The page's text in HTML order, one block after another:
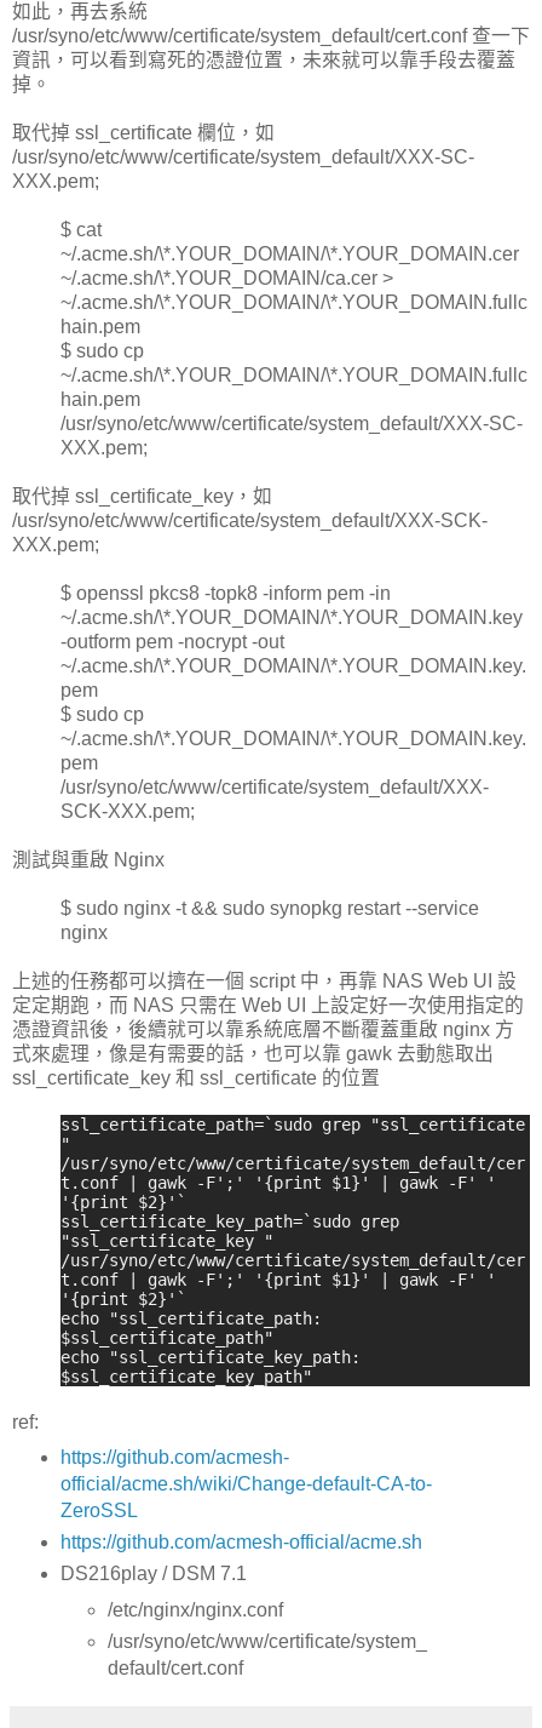
如此，再去系統
/usr/syno/etc/www/certificate/system_default/cert.conf 查一下
資訊，可以看到寫死的憑證位置，未來就可以靠手段去覆蓋
掉。
取代掉 ssl_certificate 欄位，如
/usr/syno/etc/www/certificate/system_default/XXX-SC-
XXX.pem;
$ cat
~/.acme.sh/\*.YOUR_DOMAIN/\*.YOUR_DOMAIN.cer
~/.acme.sh/\*.YOUR_DOMAIN/ca.cer >
~/.acme.sh/\*.YOUR_DOMAIN/\*.YOUR_DOMAIN.fullc
hain.pem
$ sudo cp
~/.acme.sh/\*.YOUR_DOMAIN/\*.YOUR_DOMAIN.fullc
hain.pem
/usr/syno/etc/www/certificate/system_default/XXX-SC-
XXX.pem;
取代掉 ssl_certificate_key，如
/usr/syno/etc/www/certificate/system_default/XXX-SCK-
XXX.pem;
$ openssl pkcs8 -topk8 -inform pem -in
~/.acme.sh/\*.YOUR_DOMAIN/\*.YOUR_DOMAIN.key
-outform pem -nocrypt -out
~/.acme.sh/\*.YOUR_DOMAIN/\*.YOUR_DOMAIN.key.
pem
$ sudo cp
~/.acme.sh/\*.YOUR_DOMAIN/\*.YOUR_DOMAIN.key.
pem
/usr/syno/etc/www/certificate/system_default/XXX-
SCK-XXX.pem;
測試與重啟 Nginx
$ sudo nginx -t && sudo synopkg restart --service
nginx
上述的任務都可以擠在一個 script 中，再靠 NAS Web UI 設
定定期跑，而 NAS 只需在 Web UI 上設定好一次使用指定的
憑證資訊後，後續就可以靠系統底層不斷覆蓋重啟 nginx 方
式來處理，像是有需要的話，也可以靠 gawk 去動態取出
ssl_certificate_key 和 ssl_certificate 的位置
ssl_certificate_path=`sudo grep "ssl_certificate
"
/usr/syno/etc/www/certificate/system_default/cer
t.conf | gawk -F';' '{print $1}' | gawk -F' '
'{print $2}'`
ssl_certificate_key_path=`sudo grep
"ssl_certificate_key "
/usr/syno/etc/www/certificate/system_default/cer
t.conf | gawk -F';' '{print $1}' | gawk -F' '
'{print $2}'`
echo "ssl_certificate_path:
$ssl_certificate_path"
echo "ssl_certificate_key_path:
$ssl_certificate_key_path"
ref:
https://github.com/acmesh-
official/acme.sh/wiki/Change-default-CA-to-
ZeroSSL
https://github.com/acmesh-official/acme.sh
DS216play / DSM 7.1
/etc/nginx/nginx.conf
/usr/syno/etc/www/certificate/system_
default/cert.conf